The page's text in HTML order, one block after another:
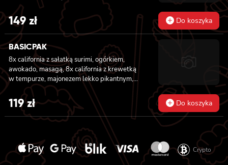
tuńczykiem, 8x california z pieczonym
łososiem, 8x california z sałatką surimi, 8x
hosomaki z sałatką wakame, 8x hosomaki z
tuńczykiem, 8x hosomaki z wędzonym tofu,
8x hosomaki z pieczonym łososiem i 8x
hosomaki z kanpyo
149 zł Do koszyka
BASICPAK
8x california z sałatką surimi, ogórkiem,
awokado, masagą, 8x california z krewetką
w tempurze, majonezem lekko pikantnym,
ogórkiem, sezamem i masago, 6x futomaki z
tuńczykiem, majonezem lekko pikantnym,
awokado, ogórkiem i sałatą, 6x futomaki z
pieczonym łososiem, ogórkiem, majonezem
lekko pikantnym, masago i sałatą, 6x
futomaki z krewetką w tempurze, ogórkiem,
sałatą i majonezem lekko pikantnym, 8x maki
z kanpyo
119zł Do koszyka
Crypto